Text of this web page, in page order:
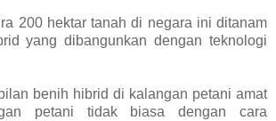
200 hektar tanah di negara ini ditanam
yang dibangunkan dengan teknologi
benih hibrid di kalangan petani amat
petani tidak biasa dengan cara